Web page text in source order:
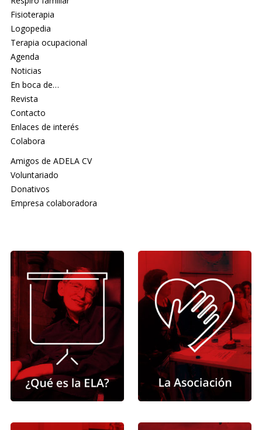
Fisioterapia
Logopedia
Terapia ocupacional
Agenda
Noticias
En boca de…
Revista
Contacto
Enlaces de interés
Colabora
Amigos de ADELA CV
Voluntariado
Donativos
Empresa colaboradora